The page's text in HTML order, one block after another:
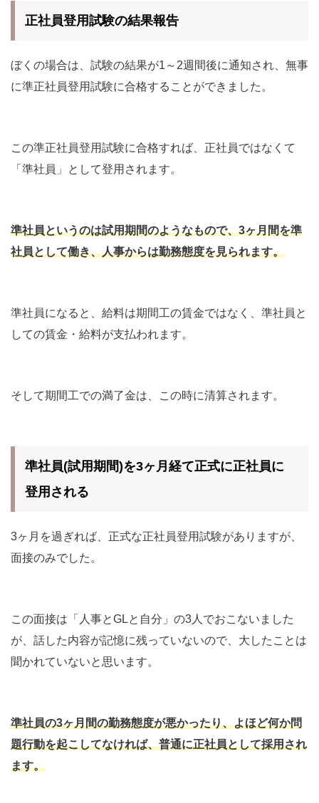
正社員登用試験の結果報告
ぼくの場合は、試験の結果が1～2週間後に通知され、無事
に準正社員登用試験に合格することができました。
この準正社員登用試験に合格すれば、正社員ではなくて
「準社員」として登用されます。
準社員というのは試用期間のようなもので、3ヶ月間を準
社員として働き、人事からは勤務態度を見られます。
準社員になると、給料は期間工の賃金ではなく、準社員と
しての賃金・給料が支払われます。
そして期間工での満了金は、この時に清算されます。
準社員(試用期間)を3ヶ月経て正式に正社員に
登用される
3ヶ月を過ぎれば、正式な正社員登用試験がありますが、
面接のみでした。
この面接は「人事とGLと自分」の3人でおこないました
が、話した内容が記憶に残っていないので、大したことは
聞かれていないと思います。
準社員の3ヶ月間の勤務態度が悪かったり、よほど何か問
題行動を起こしてなければ、普通に正社員として採用され
ます。